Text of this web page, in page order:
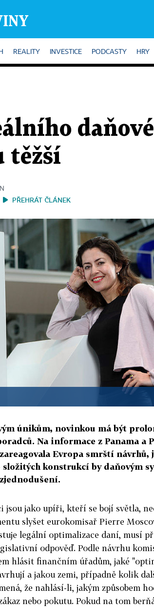
REALITY INVESTICE PODCASTY HRY
těžší
PŘEHRÁT ČLÁNEK
únikům, novinkou má být
Na informace z Panama a
Evropa smrští
konstrukcí by daňovým
jsou jako upíři, kteří se bojí světla,
slyšet eurokomisař Pierre
legální optimalizace daní, musí
odpověď. Podle návrhu
hlásit finančním úřadům, jaké
a jakou zemi, případně kolik
že nahlásí-li, jakým způsobem
nebo pokutu. Pokud na tom